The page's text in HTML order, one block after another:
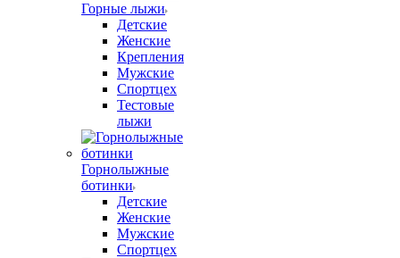
Горные лыжи
Детские
Женские
Крепления
Мужские
Спортцех
Тестовые
лыжи
Горнолыжные
ботинки
Детские
Женские
Мужские
Спортцех